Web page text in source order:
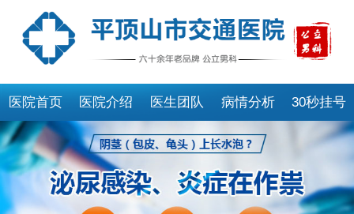
医院首页 医院介绍 医生团队 病情分析 30秒挂号